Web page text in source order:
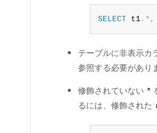
SELECT t1. * ,
テーブルに非表示カ
参照する必要があり
修飾されていない *
るには、修飾された